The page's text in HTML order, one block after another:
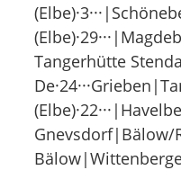
Tangerhütte
Gnevsdorf|Bälow/